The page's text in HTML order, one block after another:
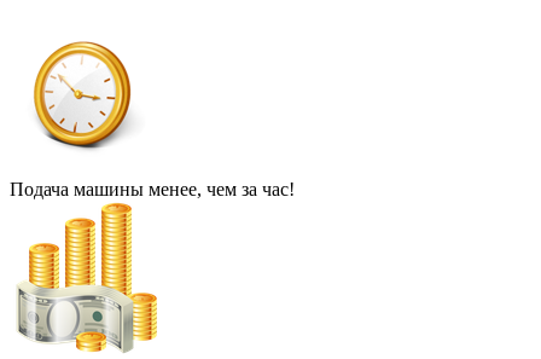
Подача машины менее, чем за час!